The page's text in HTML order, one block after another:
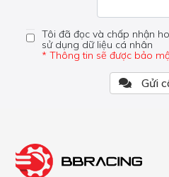
Tôi đã đọc và chấp nhận
sử dụng dữ liệu cá nhân
* Thông tin sẽ được bảo
Gửi